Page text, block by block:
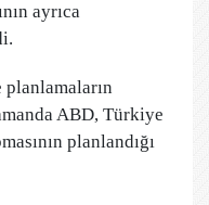
ayrıca
ABD, Türkiye
planlandığı